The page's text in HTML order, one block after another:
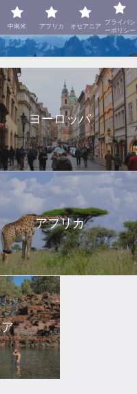
ばれて
ヨーロッパ
アフリカ
中南米 アフリカ オセアニア
プライバシ
ーポリシー